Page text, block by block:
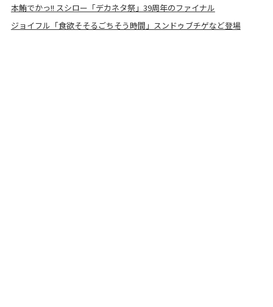
本鮪でかっ!! スシロー「デカネタ祭」39周年のファイナル
ジョイフル「食欲そそるごちそう時間」スンドゥブチゲなど登場